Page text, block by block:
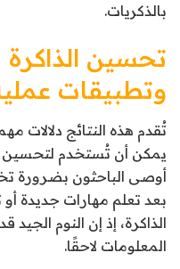
بالذكريات.
تحسين الذاكرة
وتطبيقات
تُقدم هذه النتائج دلالات
يمكن أن تُستخدم لتحسين
أوصى الباحثون بضرورة
بعد تعلم مهارات جديدة
الذاكرة، إذ إن النوم
المعلومات لاحقًا.